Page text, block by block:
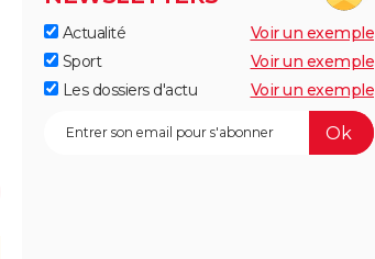
Actualité
Voir un exemple
Sport
Voir un exemple
Les dossiers d'actu
Voir un exemple